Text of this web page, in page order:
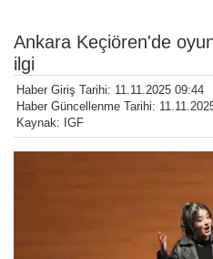
Ankara Keçiören'de
ilgi
Haber Giriş Tarihi: 11.11.2025 09:44
Haber Güncellenme Tarihi:
Kaynak: IGF